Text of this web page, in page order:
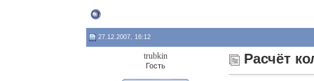
27.12.2007, 16:12
trubkin
Гость Расчёт